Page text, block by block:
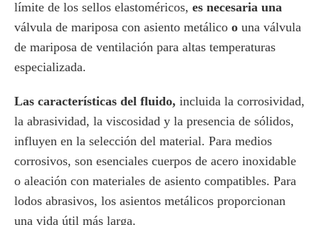
límite de los sellos elastoméricos, es necesaria una
válvula de mariposa con asiento metálico o una válvula
de mariposa de ventilación para altas temperaturas
especializada.
Las características del fluido, incluida la corrosividad,
la abrasividad, la viscosidad y la presencia de sólidos,
influyen en la selección del material. Para medios
corrosivos, son esenciales cuerpos de acero inoxidable
o aleación con materiales de asiento compatibles. Para
lodos abrasivos, los asientos metálicos proporcionan
una vida útil más larga.